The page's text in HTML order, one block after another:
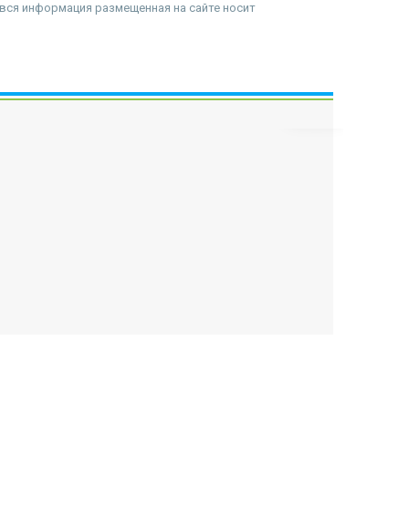
информация размещенная на сайте носит
наверх